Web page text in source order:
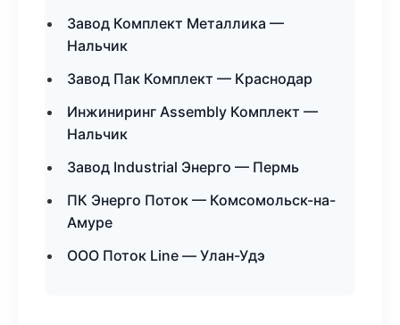
Завод Комплект Металлика —
Нальчик
Завод Пак Комплект — Краснодар
Инжиниринг Assembly Комплект —
Нальчик
Завод Industrial Энерго — Пермь
ПК Энерго Поток — Комсомольск-на-
Амуре
ООО Поток Line — Улан-Удэ